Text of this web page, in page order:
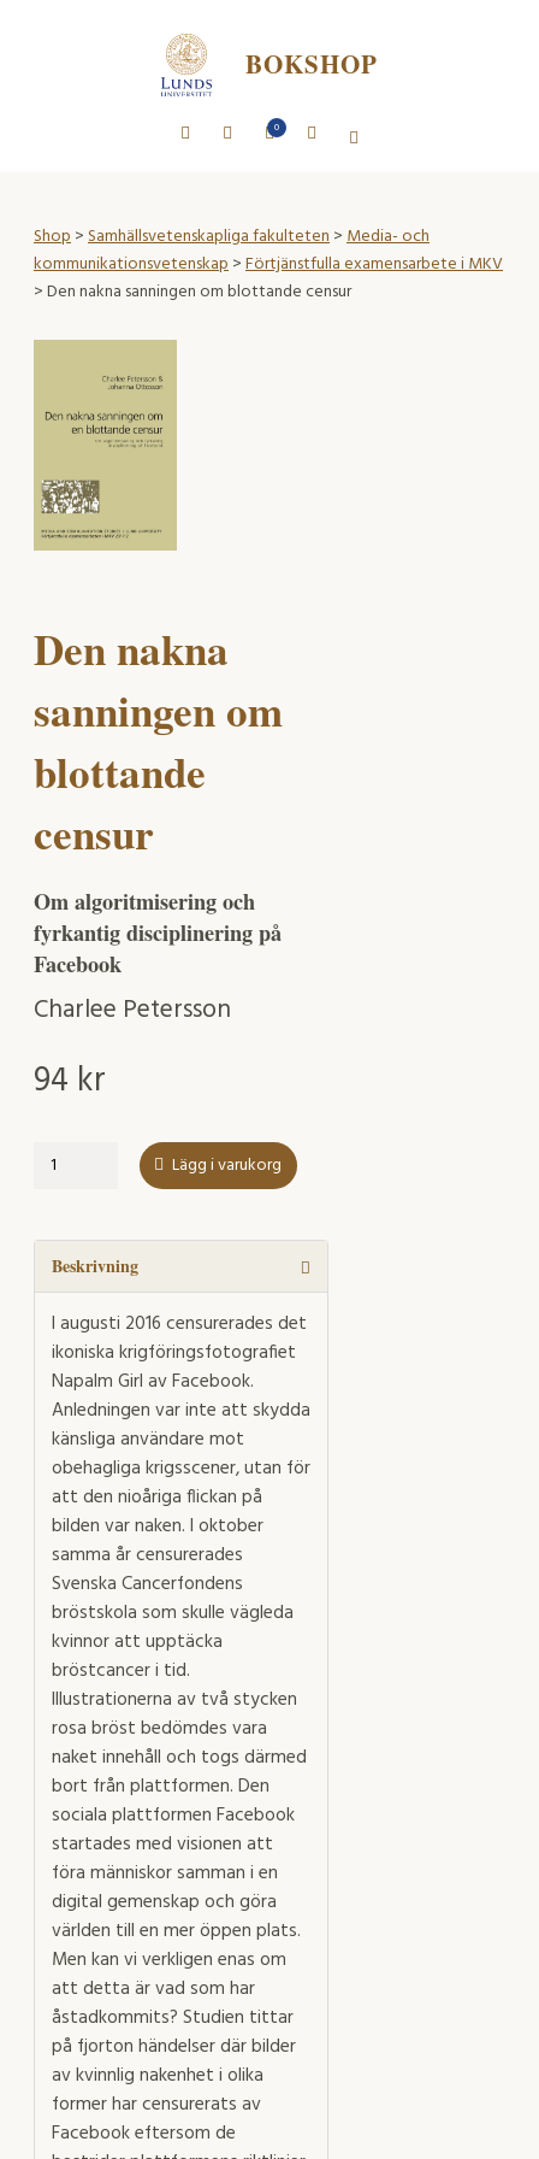
BOKSHOP
0
Shop>Samhällsvetenskapliga fakulteten>Media- och
kommunikationsvetenskap>Förtjänstfulla examensarbete i MKV
> Den nakna sanningen om blottande censur
Den nakna
sanningen om
blottande
censur
Om algoritmisering och
fyrkantig disciplinering på
Facebook
Charlee Petersson
94 kr
Den
om
blottande
censur
mängd
Lägg i varukorg
Beskrivning
I augusti 2016 censurerades det
ikoniska krigföringsfotografiet
Napalm Girl av Facebook.
Anledningen var inte att skydda
känsliga användare mot
obehagliga krigsscener, utan för
att den nioåriga flickan på
bilden var naken. I oktober
samma år censurerades
Svenska Cancerfondens
bröstskola som skulle vägleda
kvinnor att upptäcka
bröstcancer i tid.
Illustrationerna av två stycken
rosa bröst bedömdes vara
naket innehåll och togs därmed
bort från plattformen. Den
sociala plattformen Facebook
startades med visionen att
föra människor samman i en
digital gemenskap och göra
världen till en mer öppen plats.
Men kan vi verkligen enas om
att detta är vad som har
åstadkommits? Studien tittar
på fjorton händelser där bilder
av kvinnlig nakenhet i olika
former har censurerats av
Facebook eftersom de